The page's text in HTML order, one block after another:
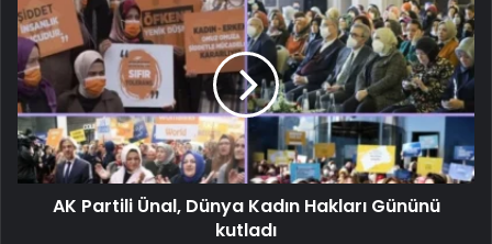
AK Partili Ünal, Dünya Kadın Hakları Gününü
kutladı